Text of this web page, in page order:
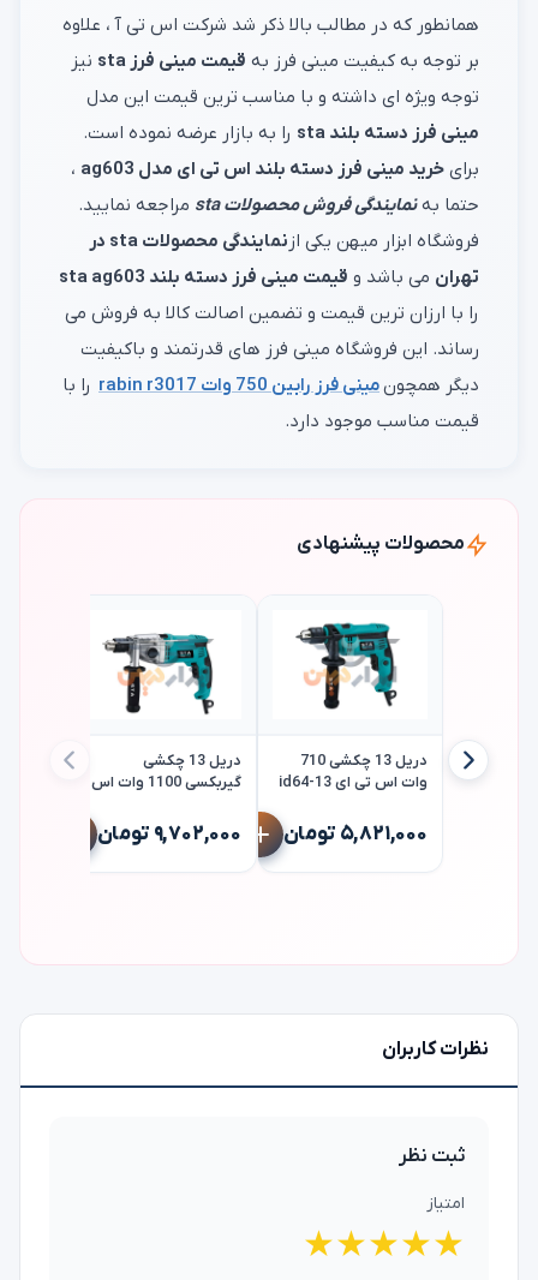
همانطور که در مطالب بالا ذکر شد شرکت اس تی آ ، علاوه
بر توجه به کیفیت مینی فرز به قیمت مینی فرز sta
نیز
توجه ویژه ای داشته و با مناسب ترین قیمت این مدل
مینی فرز دسته بلند sta
را به بازار عرضه نموده است.
برای خرید مینی فرز دسته بلند اس تی ای مدل ag603
،
حتما بهنمایندگی فروش محصولات sta
مراجعه نمایید.
فروشگاه ابزار میهن یکی از
نمایندگی محصولات sta در
تهران می باشد و قیمت مینی فرز دسته بلند sta ag603
را با ارزان ترین قیمت و تضمین اصالت کالا به فروش می
رساند. این فروشگاه مینی فرز های قدرتمند و باکیفیت
دیگر همچونمینی فرز رابین 750 وات rabin r3017
را با
قیمت مناسب موجود دارد.
محصولات پیشنهادی
دریل 13 چکشی 710
وات اس تی ای id64-13
۵,۸۲۱,۰۰۰ تومان
دریل 13 چکشی
گیربکسی 1100 وات اس
۹,۷۰۲,۰۰۰ تومان
نظرات کاربران
ثبت نظر
امتیاز
★
★
★
★
★